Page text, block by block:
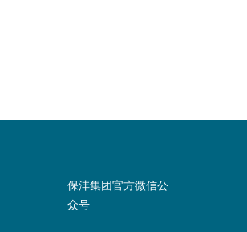
保沣集团官方微信公
众号